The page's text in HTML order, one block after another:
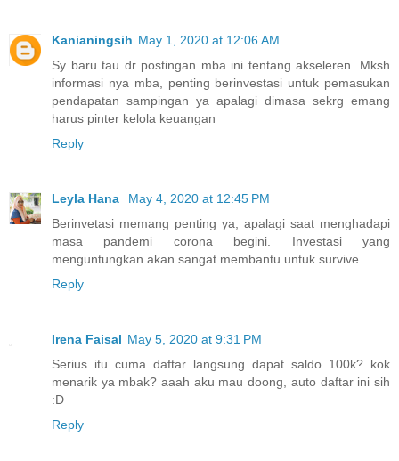
Kanianingsih May 1, 2020 at 12:06 AM
Sy baru tau dr postingan mba ini tentang akseleren. Mksh
informasi nya mba, penting berinvestasi untuk pemasukan
pendapatan sampingan ya apalagi dimasa sekrg emang
harus pinter kelola keuangan
Reply
Leyla Hana
May 4, 2020 at 12:45 PM
Berinvetasi memang penting ya, apalagi saat menghadapi
masa pandemi corona begini. Investasi yang
menguntungkan akan sangat membantu untuk survive.
Reply
Irena Faisal May 5, 2020 at 9:31 PM
Serius itu cuma daftar langsung dapat saldo 100k? kok
menarik ya mbak? aaah aku mau doong, auto daftar ini sih
:D
Reply